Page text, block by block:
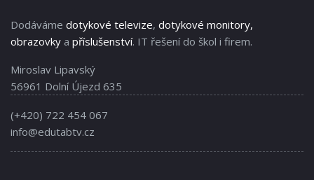
Dodáváme dotykové televize, dotykové monitory,
obrazovky a příslušenství. IT řešení do škol i firem.
Miroslav Lipavský
56961 Dolní Újezd 635
(+420) 722 454 067
info@edutabtv.cz